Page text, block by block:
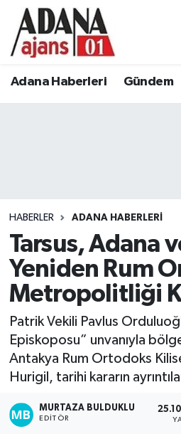
Adana Haberleri Gündem
HABERLER ADANA HABERLERI
Tarsus, Adana
Yeniden Rum
Metropolitliği
Patrik Vekili Pavlus
Episkoposu” unvanıyla
Antakya Rum Ortodoks
Hurigil, tarihi kararın
MURTAZA BULDUKLU
EDITÖR
Adana Haberleri
Siyaset
Ekonomi
Kadın
Magazin
Yaşam
Adana Nöbetçi Eczaneler
Tüm Manşetler
Son Dakika Haberleri
Haber Arşivi